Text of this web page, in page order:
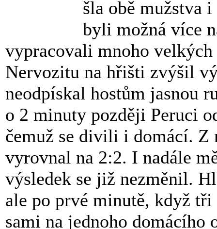
šla obě mužstva
byli možná více
vypracovali mnoho velkých
Nervozitu na hřišti zvýšil
neodpískal hostům jasnou
o 2 minuty později Peruci
čemuž se divili i domácí. Z
vyrovnal na 2:2. I nadále
výsledek se již nezměnil.
ale po prvé minutě, když
sami na jednoho domácího